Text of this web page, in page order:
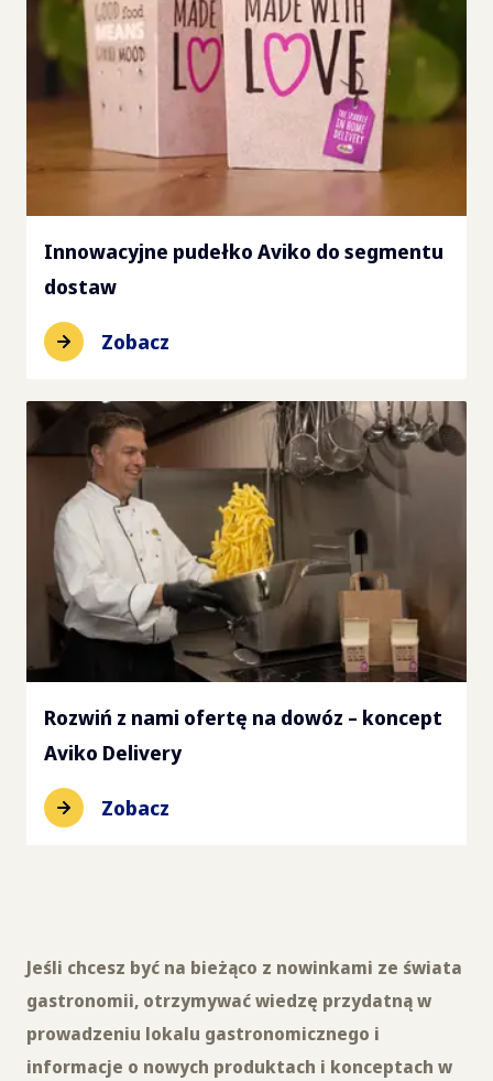
Innowacyjne pudełko Aviko do segmentu
dostaw
Zobacz
Rozwiń z nami ofertę na dowóz – koncept
Aviko Delivery
Zobacz
Jeśli chcesz być na bieżąco z nowinkami ze świata
gastronomii, otrzymywać wiedzę przydatną w
prowadzeniu lokalu gastronomicznego i
informacje o nowych produktach i konceptach w